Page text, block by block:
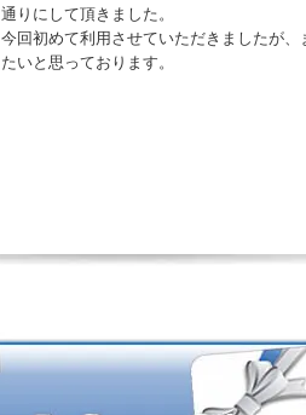
通りにして頂きました。
今回初めて利用させていただきましたが、
たいと思っております。